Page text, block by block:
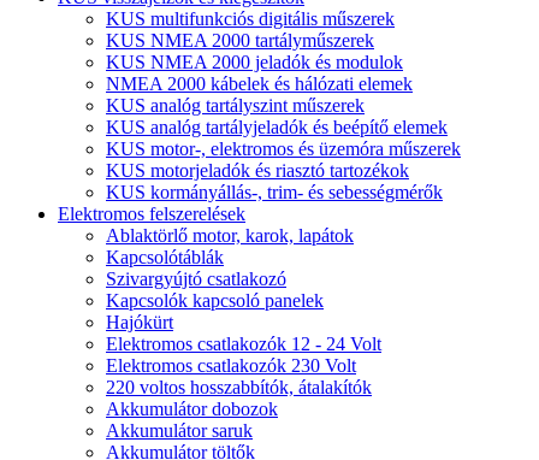
KUS multifunkciós digitális műszerek
KUS NMEA 2000 tartályműszerek
KUS NMEA 2000 jeladók és modulok
NMEA 2000 kábelek és hálózati elemek
KUS analóg tartályszint műszerek
KUS analóg tartályjeladók és beépítő elemek
KUS motor-, elektromos és üzemóra műszerek
KUS motorjeladók és riasztó tartozékok
KUS kormányállás-, trim- és sebességmérők
Elektromos felszerelések
Ablaktörlő motor, karok, lapátok
Kapcsolótáblák
Szivargyújtó csatlakozó
Kapcsolók kapcsoló panelek
Hajókürt
Elektromos csatlakozók 12 - 24 Volt
Elektromos csatlakozók 230 Volt
220 voltos hosszabbítók, átalakítók
Akkumulátor dobozok
Akkumulátor saruk
Akkumulátor töltők